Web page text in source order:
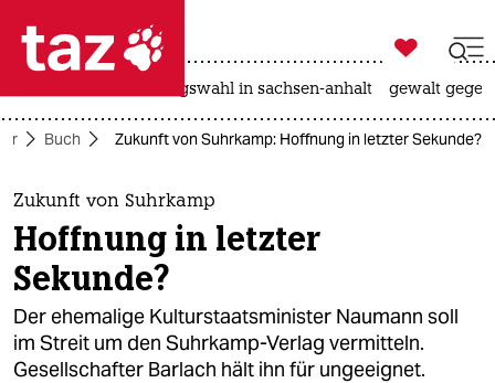
 taz zahl ich
taz zahl ich
themen
politik
öko
gesellschaft

taz zahl ich
landtagswahl in sachsen-anhalt gewalt
Buch Zukunft von Suhrkamp: Hoffnung in letzter Sekunde?
Zukunft von Suhrkamp
Hoffnung in letzter
Sekunde?
Der ehemalige Kulturstaatsminister Naumann soll
im Streit um den Suhrkamp-Verlag vermitteln.
Gesellschafter Barlach hält ihn für ungeeignet.